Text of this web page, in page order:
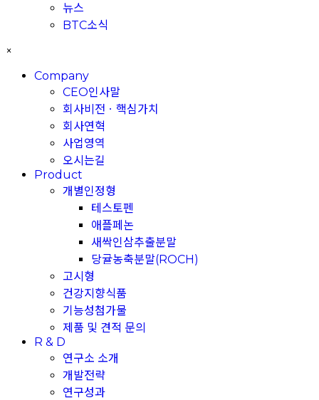
뉴스
BTC소식
×
Company
CEO인사말
회사비전ㆍ핵심가치
회사연혁
사업영역
오시는길
Product
개별인정형
테스토펜
애플페논
새싹인삼추출분말
당귤농축분말(ROCH)
고시형
건강지향식품
기능성첨가물
제품 및 견적 문의
R & D
연구소 소개
개발전략
연구성과